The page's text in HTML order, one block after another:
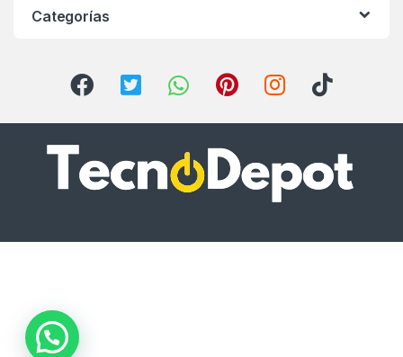
Categorías